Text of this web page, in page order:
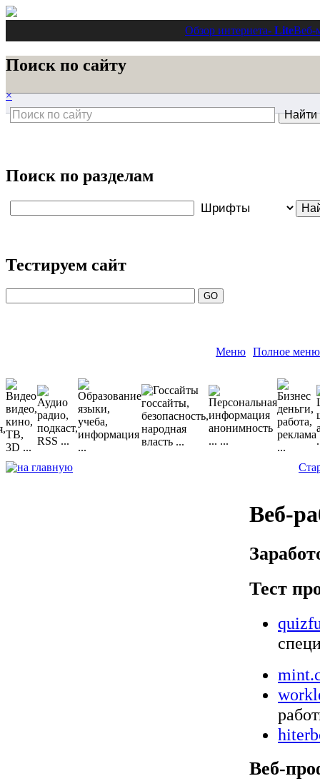
Обзор интернета- LiteВеб-
Поиск по сайту
×
Поиск по разделам
Тестируем сайт
Меню Полное меню
Веб-
Тест
Веб-